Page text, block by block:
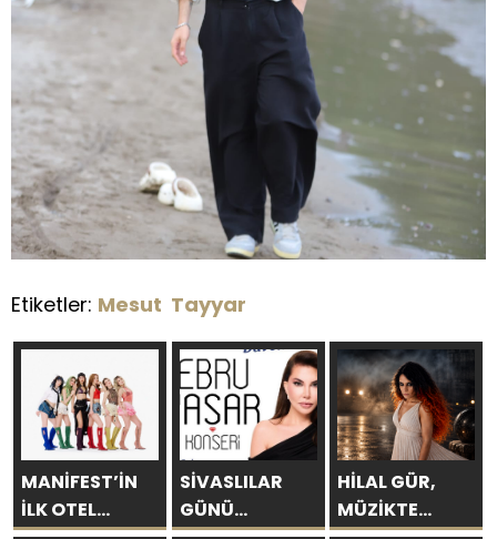
Etiketler: Mesut Tayyar
MANİFEST’İN
İLK OTEL
SİVASLILAR
GÜNÜ
HİLAL GÜR,
MÜZİKTE